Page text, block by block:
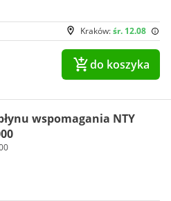
Kraków:śr. 12.08
do koszyka
wspomagania NTY